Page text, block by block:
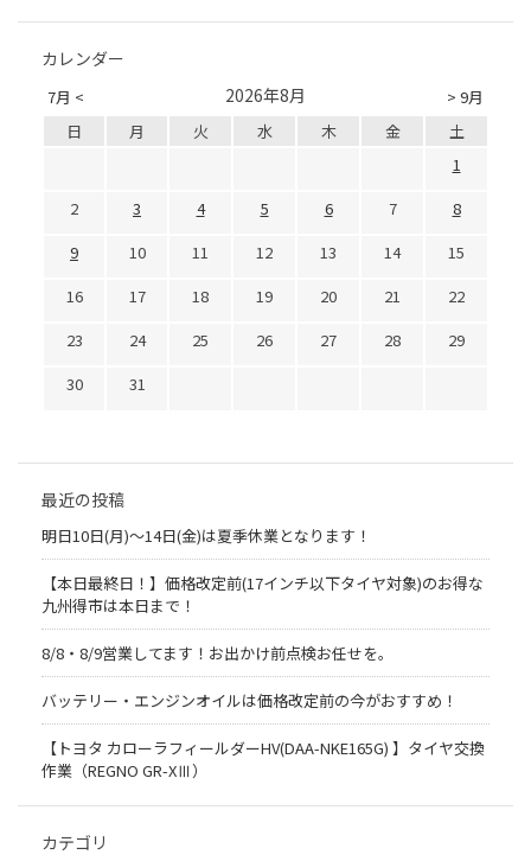
カレンダー
7月 < > 9月
2026年8月
日 月 火 水 木 金
土
1
2
3 4 5 6 7
8
9
10 11 12 13 14
15
16
17 18 19 20 21
22
23
24 25 26 27 28
29
30
31
最近の投稿
明日10日(月)～14日(金)は夏季休業となります！
【本日最終日！】価格改定前(17インチ以下タイヤ対象)のお得な
九州得市は本日まで！
8/8・8/9営業してます！お出かけ前点検お任せを。
バッテリー・エンジンオイルは価格改定前の今がおすすめ！
【トヨタ カローラフィールダーHV(DAA-NKE165G) 】タイヤ交換
作業（REGNO GR-XⅢ）
カテゴリ